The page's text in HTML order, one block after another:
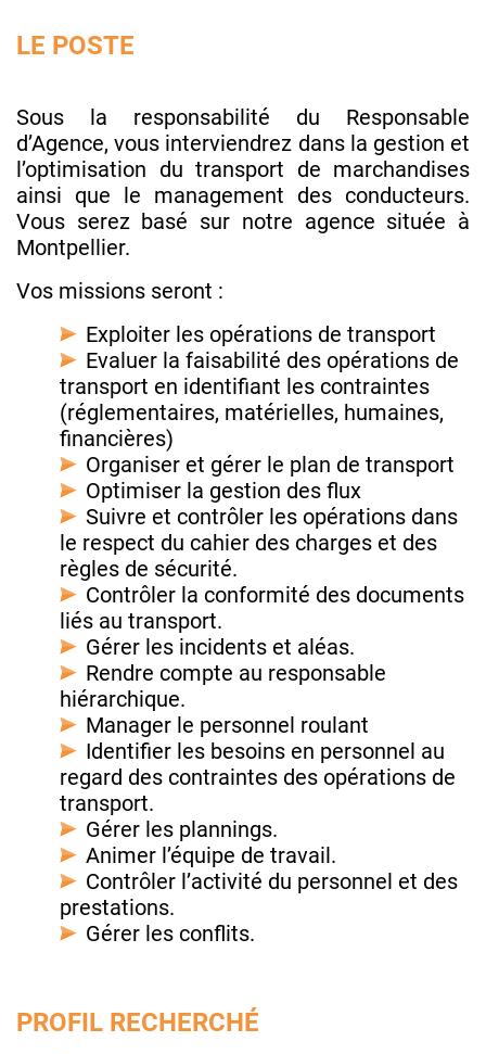
LE POSTE
Sous la responsabilité du Responsable
d’Agence, vous interviendrez dans la gestion et
l’optimisation du transport de marchandises
ainsi que le management des conducteurs.
Vous serez basé sur notre agence située à
Montpellier.
Vos missions seront :
Exploiter les opérations de transport
Evaluer la faisabilité des opérations de
transport en identifiant les contraintes
(réglementaires, matérielles, humaines,
financières)
Organiser et gérer le plan de transport
Optimiser la gestion des flux
Suivre et contrôler les opérations dans
le respect du cahier des charges et des
règles de sécurité.
Contrôler la conformité des documents
liés au transport.
Gérer les incidents et aléas.
Rendre compte au responsable
hiérarchique.
Manager le personnel roulant
Identifier les besoins en personnel au
regard des contraintes des opérations de
transport.
Gérer les plannings.
Animer l’équipe de travail.
Contrôler l’activité du personnel et des
prestations.
Gérer les conflits.
PROFIL RECHERCHÉ